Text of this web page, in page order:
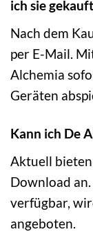
ich sie
Nach dem
per E-Mail.
Alchemia
Geräten
Kann ich De
Aktuell
Download
verfügbar,
angeboten.